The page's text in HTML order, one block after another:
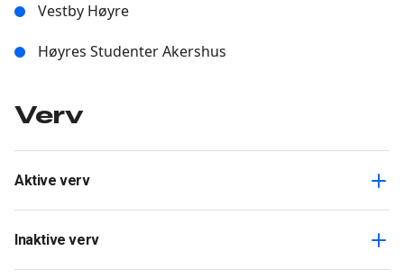
Vestby Høyre
Høyres Studenter Akershus
Verv
Aktive verv
Inaktive verv